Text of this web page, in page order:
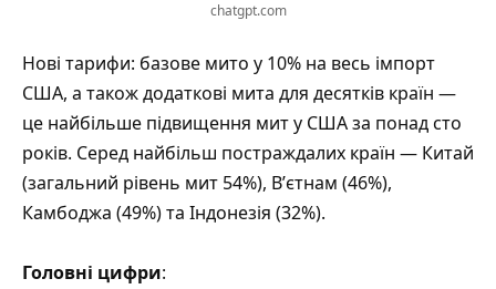
chatgpt.com
Нові тарифи: базове мито у 10% на весь імпорт
США, а також додаткові мита для десятків країн —
це найбільше підвищення мит у США за понад сто
років. Серед найбільш постраждалих країн — Китай
(загальний рівень мит 54%), Вʼєтнам (46%),
Камбоджа (49%) та Індонезія (32%).
Головні цифри: